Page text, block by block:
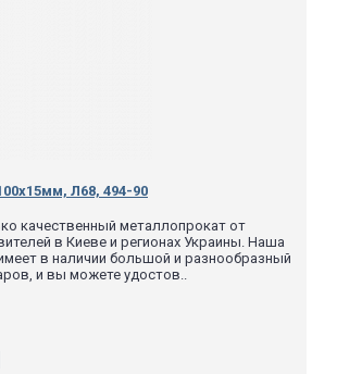
Л68, 494-90
качественный металлопрокат от
в Киеве и регионах Украины. Наша
в наличии большой и разнообразный
и вы можете удостов..